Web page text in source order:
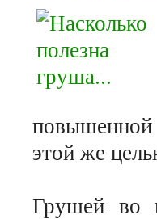
этой же
Грушей во